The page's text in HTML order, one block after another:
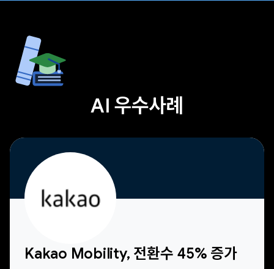
AI 우수사례
Kakao Mobility, 전환수 45% 증가